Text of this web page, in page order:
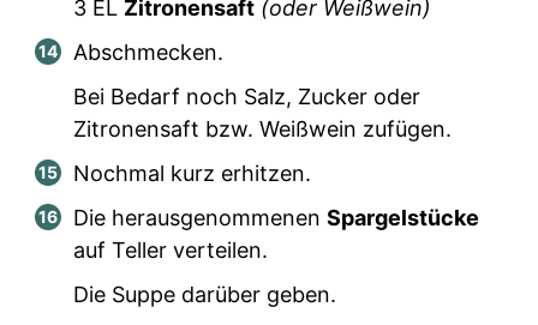
3 EL Zitronensaft (oder Weißwein)
Abschmecken.
Bei Bedarf noch Salz, Zucker oder
Zitronensaft bzw. Weißwein zufügen.
Nochmal kurz erhitzen.
Die herausgenommenen Spargelstücke
auf Teller verteilen.
Die Suppe darüber geben.